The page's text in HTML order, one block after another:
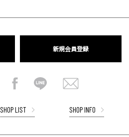
新規会員登録
SHOP LIST SHOP INFO